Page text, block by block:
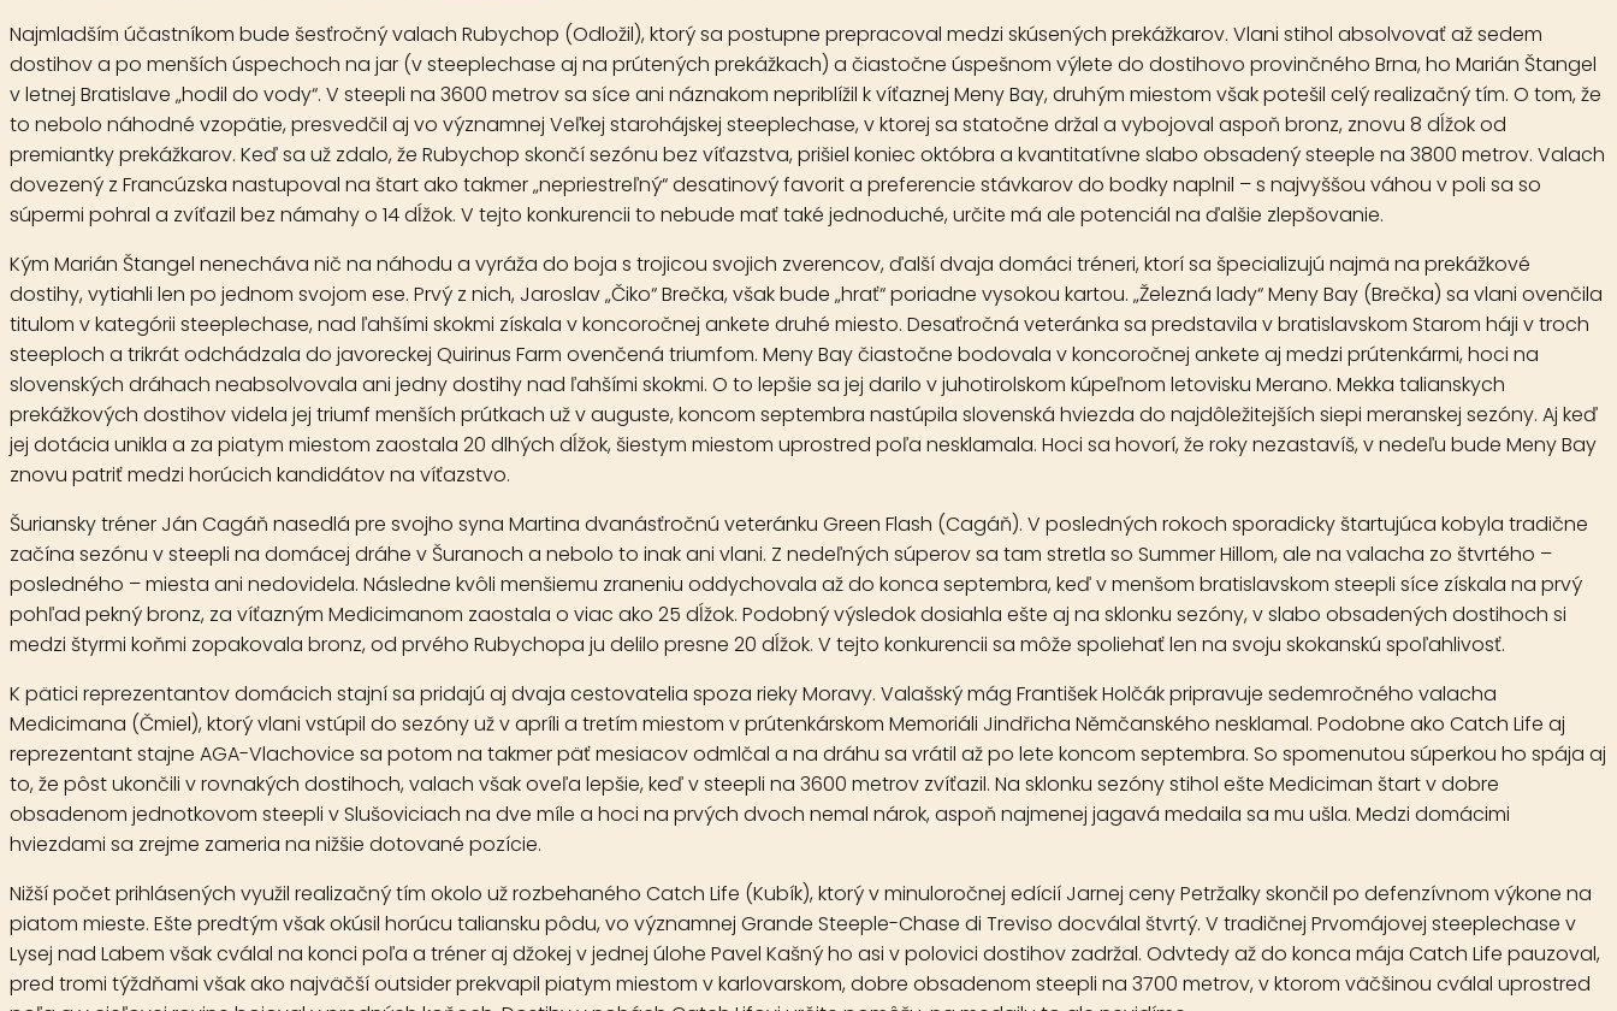
Najmladším účastníkom bude šesťročný valach Rubychop (Odložil), ktorý sa postupne prepracoval medzi skúsených prekážkarov. Vlani stihol absolvovať až sedem
dostihov a po menších úspechoch na jar (v steeplechase aj na prútených prekážkach) a čiastočne úspešnom výlete do dostihovo provinčného Brna, ho Marián Štangel
v letnej Bratislave „hodil do vody“. V steepli na 3600 metrov sa síce ani náznakom nepriblížil k víťaznej Meny Bay, druhým miestom však potešil celý realizačný tím. O tom, že
to nebolo náhodné vzopätie, presvedčil aj vo významnej Veľkej starohájskej steeplechase, v ktorej sa statočne držal a vybojoval aspoň bronz, znovu 8 dĺžok od
premiantky prekážkarov. Keď sa už zdalo, že Rubychop skončí sezónu bez víťazstva, prišiel koniec októbra a kvantitatívne slabo obsadený steeple na 3800 metrov. Valach
dovezený z Francúzska nastupoval na štart ako takmer „nepriestreľný“ desatinový favorit a preferencie stávkarov do bodky naplnil – s najvyššou váhou v poli sa so
súpermi pohral a zvíťazil bez námahy o 14 dĺžok. V tejto konkurencii to nebude mať také jednoduché, určite má ale potenciál na ďalšie zlepšovanie.
Kým Marián Štangel nenecháva nič na náhodu a vyráža do boja s trojicou svojich zverencov, ďalší dvaja domáci tréneri, ktorí sa špecializujú najmä na prekážkové
dostihy, vytiahli len po jednom svojom ese. Prvý z nich, Jaroslav „Čiko“ Brečka, však bude „hrať“ poriadne vysokou kartou. „Železná lady“Meny Bay (Brečka) sa vlani ovenčila
titulom v kategórii steeplechase, nad ľahšími skokmi získala v koncoročnej ankete druhé miesto. Desaťročná veteránka sa predstavila v bratislavskom Starom háji v troch
steeploch a trikrát odchádzala do javoreckej Quirinus Farm ovenčená triumfom. Meny Bay čiastočne bodovala v koncoročnej ankete aj medzi prútenkármi, hoci na
slovenských dráhach neabsolvovala ani jedny dostihy nad ľahšími skokmi. O to lepšie sa jej darilo v juhotirolskom kúpeľnom letovisku Merano. Mekka talianskych
prekážkových dostihov videla jej triumf menších prútkach už v auguste, koncom septembra nastúpila slovenská hviezda do najdôležitejších siepi meranskej sezóny. Aj keď
jej dotácia unikla a za piatym miestom zaostala 20 dlhých dĺžok, šiestym miestom uprostred poľa nesklamala. Hoci sa hovorí, že roky nezastavíš, v nedeľu bude Meny Bay
znovu patriť medzi horúcich kandidátov na víťazstvo.
Šuriansky tréner Ján Cagáň nasedlá pre svojho syna Martina dvanásťročnú veteránku Green Flash (Cagáň). V posledných rokoch sporadicky štartujúca kobyla tradične
začína sezónu v steepli na domácej dráhe v Šuranoch a nebolo to inak ani vlani. Z nedeľných súperov sa tam stretla so Summer Hillom, ale na valacha zo štvrtého –
posledného – miesta ani nedovidela. Následne kvôli menšiemu zraneniu oddychovala až do konca septembra, keď v menšom bratislavskom steepli síce získala na prvý
pohľad pekný bronz, za víťazným Medicimanom zaostala o viac ako 25 dĺžok. Podobný výsledok dosiahla ešte aj na sklonku sezóny, v slabo obsadených dostihoch si
medzi štyrmi koňmi zopakovala bronz, od prvého Rubychopa ju delilo presne 20 dĺžok. V tejto konkurencii sa môže spoliehať len na svoju skokanskú spoľahlivosť.
K pätici reprezentantov domácich stajní sa pridajú aj dvaja cestovatelia spoza rieky Moravy. Valašský mág František Holčák pripravuje sedemročného valacha
Medicimana (Čmiel), ktorý vlani vstúpil do sezóny už v apríli a tretím miestom v prútenkárskom Memoriáli Jindřicha Němčanského nesklamal. Podobne ako Catch Life aj
reprezentant stajne AGA-Vlachovice sa potom na takmer päť mesiacov odmlčal a na dráhu sa vrátil až po lete koncom septembra. So spomenutou súperkou ho spája aj
to, že pôst ukončili v rovnakých dostihoch, valach však oveľa lepšie, keď v steepli na 3600 metrov zvíťazil. Na sklonku sezóny stihol ešte Mediciman štart v dobre
obsadenom jednotkovom steepli v Slušoviciach na dve míle a hoci na prvých dvoch nemal nárok, aspoň najmenej jagavá medaila sa mu ušla. Medzi domácimi
hviezdami sa zrejme zameria na nižšie dotované pozície.
Nižší počet prihlásených využil realizačný tím okolo už rozbehaného Catch Life (Kubík), ktorý v minuloročnej edícií Jarnej ceny Petržalky skončil po defenzívnom výkone na
piatom mieste. Ešte predtým však okúsil horúcu taliansku pôdu, vo významnej Grande Steeple-Chase di Treviso docválal štvrtý. V tradičnej Prvomájovej steeplechase v
Lysej nad Labem však cválal na konci poľa a tréner aj džokej v jednej úlohe Pavel Kašný ho asi v polovici dostihov zadržal. Odvtedy až do konca mája Catch Life pauzoval,
pred tromi týždňami však ako najväčší outsider prekvapil piatym miestom v karlovarskom, dobre obsadenom steepli na 3700 metrov, v ktorom väčšinou cválal uprostred